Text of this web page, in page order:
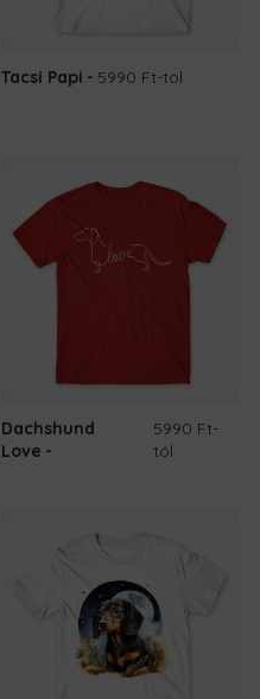
Tacsi Papi 5990 Ft-tól
Dachshund
Love
5990 Ft-
tól